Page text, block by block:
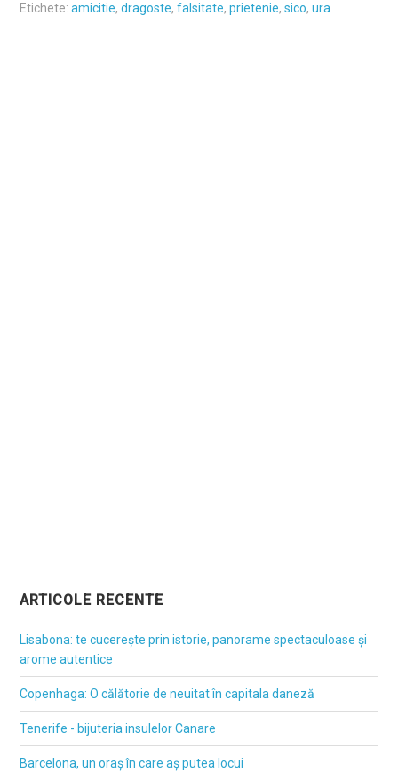
Etichete:amicitie,dragoste,falsitate,prietenie,sico,ura
ARTICOLE RECENTE
Lisabona: te cucerește prin istorie, panorame spectaculoase și
arome autentice
Copenhaga: O călătorie de neuitat în capitala daneză
Tenerife - bijuteria insulelor Canare
Barcelona, un oraș în care aș putea locui